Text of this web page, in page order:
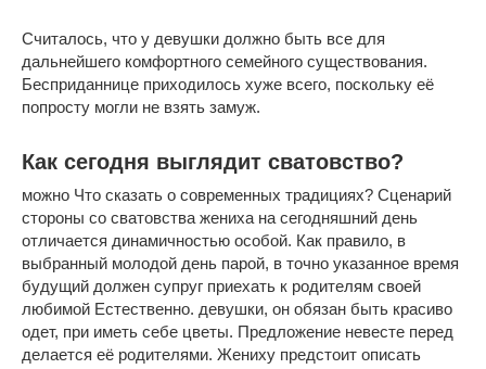
Считалось, что у девушки должно быть все для
дальнейшего комфортного семейного существования.
Бесприданнице приходилось хуже всего, поскольку её
попросту могли не взять замуж.
Как сегодня выглядит сватовство?
можно Что сказать о современных традициях? Сценарий
стороны со сватовства жениха на сегодняшний день
отличается динамичностью особой. Как правило, в
выбранный молодой день парой, в точно указанное время
будущий должен супруг приехать к родителям своей
любимой Естественно. девушки, он обязан быть красиво
одет, при иметь себе цветы. Предложение невесте перед
делается её родителями. Жениху предстоит описать